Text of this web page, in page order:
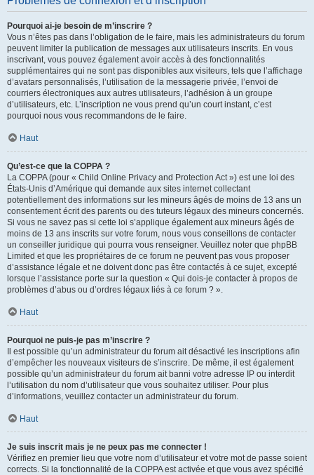
Pourquoi ai-je besoin de m’inscrire ?
Vous n’êtes pas dans l’obligation de le faire, mais les administrateurs du forum
peuvent limiter la publication de messages aux utilisateurs inscrits. En vous
inscrivant, vous pouvez également avoir accès à des fonctionnalités
supplémentaires qui ne sont pas disponibles aux visiteurs, tels que l’affichage
d’avatars personnalisés, l’utilisation de la messagerie privée, l’envoi de
courriers électroniques aux autres utilisateurs, l’adhésion à un groupe
d’utilisateurs, etc. L’inscription ne vous prend qu’un court instant, c’est
pourquoi nous vous recommandons de le faire.
Haut
Qu’est-ce que la COPPA ?
La COPPA (pour « Child Online Privacy and Protection Act ») est une loi des
États-Unis d’Amérique qui demande aux sites internet collectant
potentiellement des informations sur les mineurs âgés de moins de 13 ans un
consentement écrit des parents ou des tuteurs légaux des mineurs concernés.
Si vous ne savez pas si cette loi s’applique également aux mineurs âgés de
moins de 13 ans inscrits sur votre forum, nous vous conseillons de contacter
un conseiller juridique qui pourra vous renseigner. Veuillez noter que phpBB
Limited et que les propriétaires de ce forum ne peuvent pas vous proposer
d’assistance légale et ne doivent donc pas être contactés à ce sujet, excepté
lorsque l’assistance porte sur la question « Qui dois-je contacter à propos de
problèmes d’abus ou d’ordres légaux liés à ce forum ? ».
Haut
Pourquoi ne puis-je pas m’inscrire ?
Il est possible qu’un administrateur du forum ait désactivé les inscriptions afin
d’empêcher les nouveaux visiteurs de s’inscrire. De même, il est également
possible qu’un administrateur du forum ait banni votre adresse IP ou interdit
l’utilisation du nom d’utilisateur que vous souhaitez utiliser. Pour plus
d’informations, veuillez contacter un administrateur du forum.
Haut
Je suis inscrit mais je ne peux pas me connecter !
Vérifiez en premier lieu que votre nom d’utilisateur et votre mot de passe soient
corrects. Si la fonctionnalité de la COPPA est activée et que vous avez spécifié